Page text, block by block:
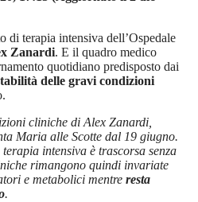
di terapia intensiva dell’Ospedale
Zanardi. E il quadro medico
quotidiano predisposto dai
delle gravi condizioni
cliniche di Alex Zanardi,
Maria alle Scotte dal 19 giugno.
intensiva è trascorsa senza
rimangono quindi invariate
e metabolici mentre resta
.